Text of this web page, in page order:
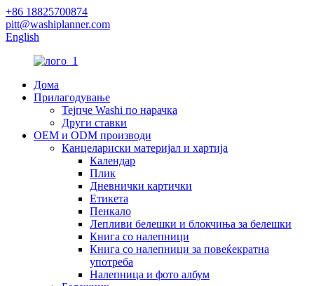
+86 18825700874
pitt@washiplanner.com
English
Дома
Прилагодување
Тејпче Washi по нарачка
Други ставки
OEM и ODM производи
Канцелариски материјал и хартија
Календар
Плик
Дневнички картички
Етикета
Пенкало
Лепливи белешки и блокчиња за белешки
Книга со налепници
Книга со налепници за повеќекратна
употреба
Налепница и фото албум